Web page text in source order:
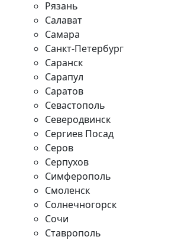
Рязань
Салават
Самара
Санкт-Петербург
Саранск
Сарапул
Саратов
Севастополь
Северодвинск
Сергиев Посад
Серов
Серпухов
Симферополь
Смоленск
Солнечногорск
Сочи
Ставрополь